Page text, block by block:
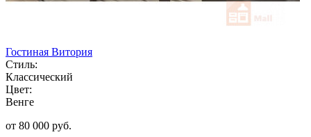
Гостиная Витория
Стиль:
Классический
Цвет:
Венге
от 80 000 руб.